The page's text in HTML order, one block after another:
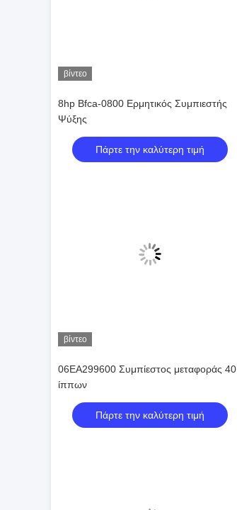
βίντεο
8hp Bfca-0800 Ερμητικός Συμπιεστής
Ψύξης
Πάρτε την καλύτερη τιμή
βίντεο
06EA299600 Συμπίεστος μεταφοράς 40
ίππων
Πάρτε την καλύτερη τιμή